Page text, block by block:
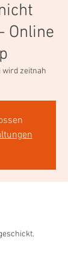
Online
wird zeitnah